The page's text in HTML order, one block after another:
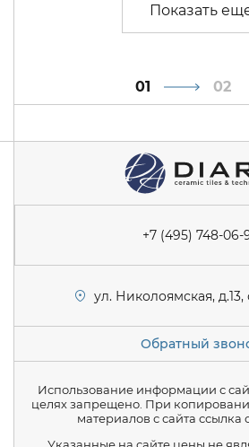
1 2
+7 (495) 748-06-
ул. Николоямская, д.13,
Обратный
Использование информации с
целях запрещено. При
материалов с сайта ссылка